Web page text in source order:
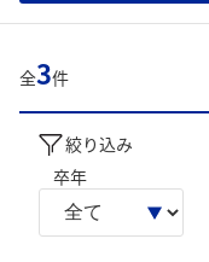
全3件
絞り込み
卒年